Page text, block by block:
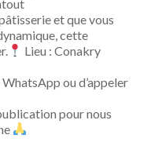
et que vous
cette
Lieu : Conakry
ou d’appeler
pour nous